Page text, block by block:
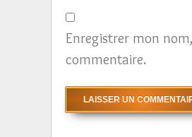
Enregistrer mon
commentaire.